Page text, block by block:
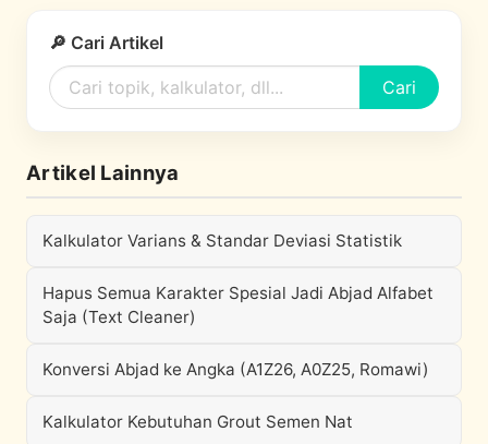
🔎 Cari Artikel
Cari
Artikel Lainnya
Kalkulator Varians & Standar Deviasi Statistik
Hapus Semua Karakter Spesial Jadi Abjad Alfabet
Saja (Text Cleaner)
Konversi Abjad ke Angka (A1Z26, A0Z25, Romawi)
Kalkulator Kebutuhan Grout Semen Nat